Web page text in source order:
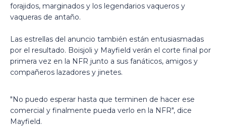
forajidos, marginados y los legendarios vaqueros y
vaqueras de antaño.
Las estrellas del anuncio también están entusiasmadas
por el resultado. Boisjoli y Mayfield verán el corte final por
primera vez en la NFR junto a sus fanáticos, amigos y
compañeros lazadores y jinetes.
"No puedo esperar hasta que terminen de hacer ese
comercial y finalmente pueda verlo en la NFR", dice
Mayfield.